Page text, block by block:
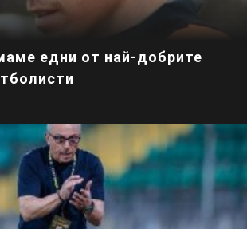
едни от най-добрите